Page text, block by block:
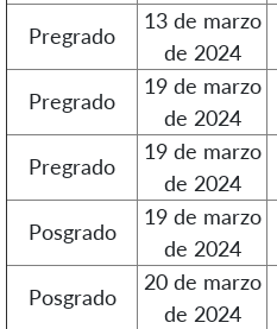
Pregrado
13 de marzo
de 2024
Pregrado
19 de marzo
de 2024
Pregrado
19 de marzo
de 2024
Posgrado
19 de marzo
de 2024
Posgrado
20 de marzo
de 2024